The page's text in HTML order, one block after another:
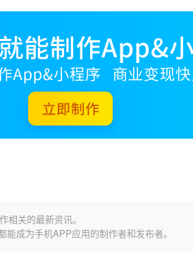
相关的最新资讯。
成为手机APP应用的制作者和发布者。